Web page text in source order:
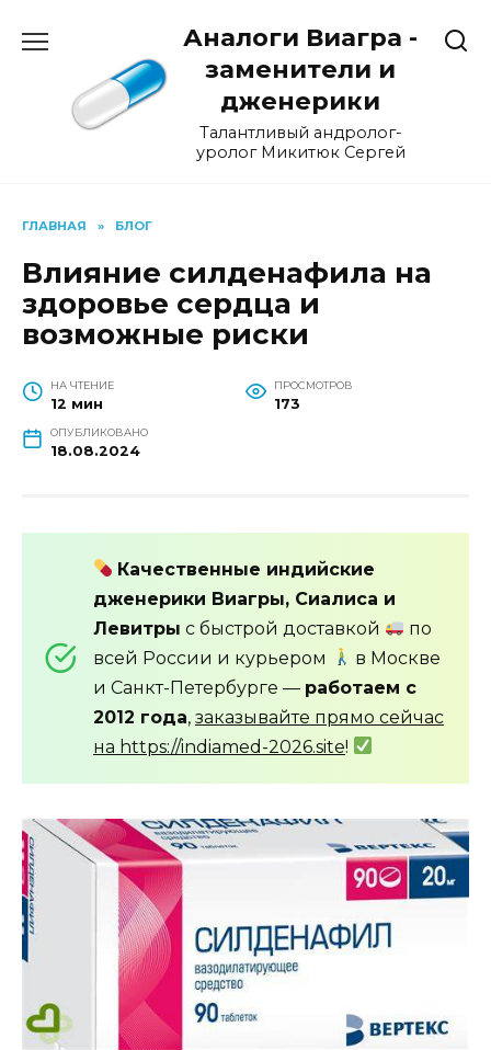
Аналоги Виагра -
заменители и
дженерики
Талантливый андролог-
уролог Микитюк Сергей
ГЛАВНАЯ » БЛОГ
Влияние силденафила на
здоровье сердца и
возможные риски
НА ЧТЕНИЕ
12 мин
ПРОСМОТРОВ
173
ОПУБЛИКОВАНО
18.08.2024
Качественные индийские
дженерики Виагры, Сиалиса и
Левитры с быстрой доставкой
по
всей России и курьером
в Москве
и Санкт-Петербурге — работаем с
2012 года, заказывайте прямо сейчас
на https://indiamed-2026.site!